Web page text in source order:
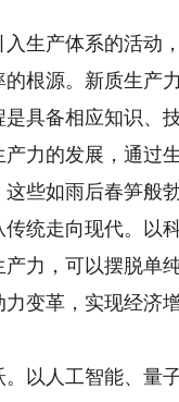
生产体系的活动，
根源。新质生产力
具备相应知识、
力的发展，通过生
些如雨后春笋般
统走向现代。以
力，可以摆脱单
变革，实现经济
以人工智能、量